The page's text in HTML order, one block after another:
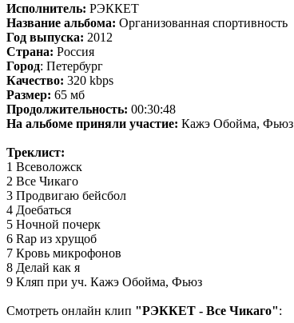
Исполнитель: РЭККЕТ
Название альбома: Организованная спортивность
Год выпуска: 2012
Страна: Россия
Город: Петербург
Качество: 320 kbps
Размер: 65 мб
Продолжительность: 00:30:48
На альбоме приняли участие: Кажэ Обойма, Фьюз
Треклист:
1 Всеволожск
2 Все Чикаго
3 Продвигаю бейсбол
4 Доебаться
5 Ночной почерк
6 Rap из хрущоб
7 Кровь микрофонов
8 Делай как я
9 Кляп при уч. Кажэ Обойма, Фьюз
Смотреть онлайн клип "РЭККЕТ - Все Чикаго":